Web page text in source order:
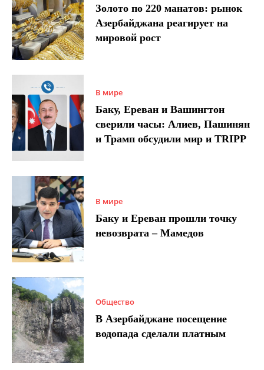
Золото по 220 манатов: рынок
Азербайджана реагирует на
мировой рост
В мире
Баку, Ереван и Вашингтон
сверили часы: Алиев, Пашинян
и Трамп обсудили мир и TRIPP
В мире
Баку и Ереван прошли точку
невозврата – Мамедов
Общество
В Азербайджане посещение
водопада сделали платным